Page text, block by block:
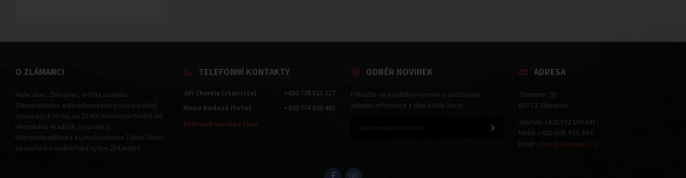
O ZLÁMANCI
Naše obec Zlámanec, leží na soutoku
Zlámaneckého a Neradovského potoka v údolí
Vizovických vrchů asi 15 km severovýchodně od
Uherského Hradiště, na pomezí
Uherskohradišťska a Luhačovického Zálesí. Obec
se nachází v nadmořské výšce 254 metrů.
TELEFONNÍ KONTAKTY
Jiří Chmela (starosta)
+420 776 823 317
Alena Dudová (foto)
+420 774 800 465
Zobrazit všechna čísla
ODBĚR NOVINEK
Přihlašte se k odběru novinek a dostávejte
aktuální informace z dění okolo obce.
ADRESA
Zlámanec 95
687 12 Zlámanec
Telefon: +420 572 580 641
Mobil: +420 608 955 561
Email: obec@zlamanec.cz